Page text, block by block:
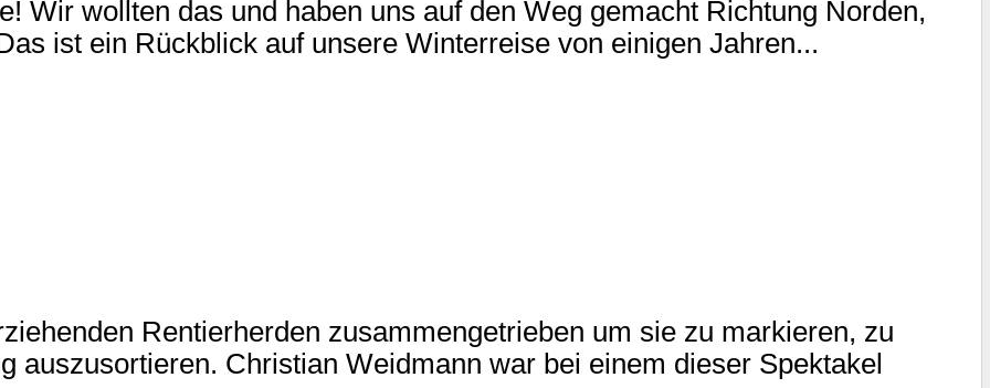
Wir wollten das und haben uns auf den Weg gemacht Richtung Norden,
ist ein Rückblick auf unsere Winterreise von einigen Jahren...
Rentierherden zusammengetrieben um sie zu markieren, zu
auszusortieren. Christian Weidmann war bei einem dieser Spektakel